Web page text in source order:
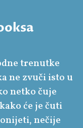
trenutke
ne zvuči isto u
netko čuje
će je čuti
nečije